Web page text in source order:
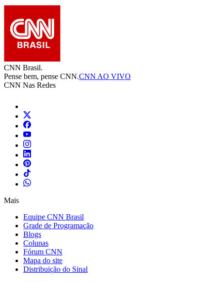
CNN Brasil.
Pense bem, pense CNN.CNN AO VIVO
CNN Nas Redes
Mais
Equipe CNN Brasil
Grade de Programação
Blogs
Colunas
Fórum CNN
Mapa do site
Distribuição do Sinal